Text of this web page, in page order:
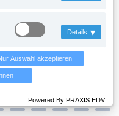
Details ▾
Auswahl akzeptieren
Powered By PRAXIS EDV